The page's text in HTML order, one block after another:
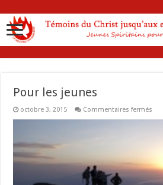
Pour les jeunes
octobre 3, 2015 Commentaires fermés